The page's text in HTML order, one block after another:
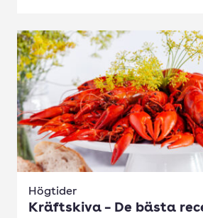
Högtider
Kräftskiva – De bästa